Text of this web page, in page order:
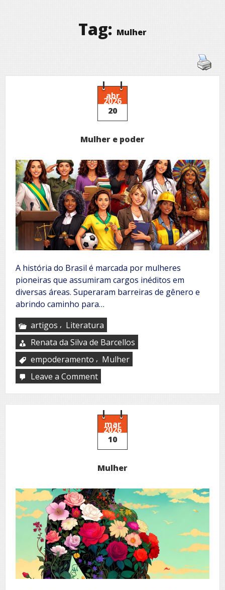
Tag: Mulher
abr
2026
20
Mulher e poder
A história do Brasil é marcada por mulheres
pioneiras que assumiram cargos inéditos em
diversas áreas. Superaram barreiras de gênero e
abrindo caminho para…
artigos , Literatura
Renata da Silva de Barcellos
empoderamento , Mulher
Leave a Commenton
e
poder
mar
2026
10
Mulher